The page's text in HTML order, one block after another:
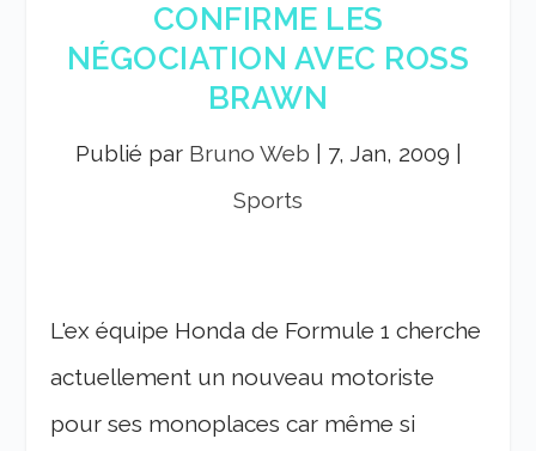
CONFIRME LES
NÉGOCIATION AVEC ROSS
BRAWN
Publié par Bruno Web 7, Jan, 2009
Sports
L'ex équipe Honda de Formule 1 cherche
actuellement un nouveau motoriste
pour ses monoplaces car même si